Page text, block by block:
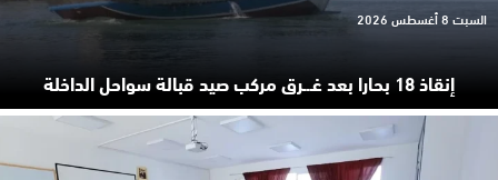
إنقاذ 18 بحارا بعد غـ.ـرق مركب صيد قبالة سواحل الداخلة
السبت 8 أغسطس 2026